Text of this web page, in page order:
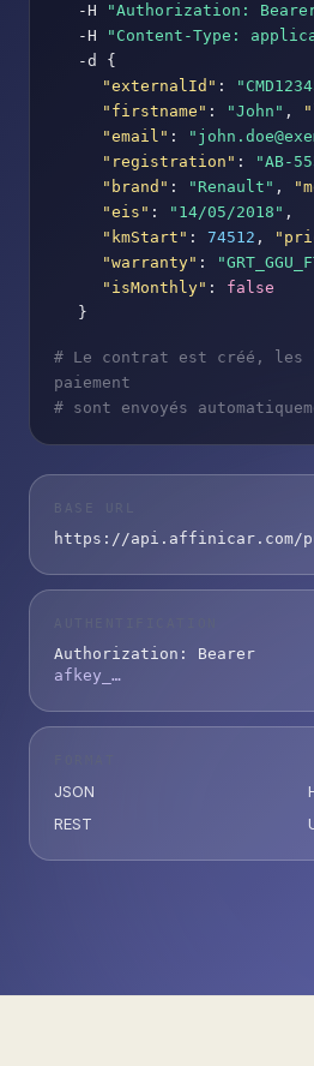
-H
"Authorization: Bearer
-H
"Content-Type:
-d {
"externalId" :
"firstname" : "John" ,
"email" :
"registration" : "AB-
"brand" : "Renault" ,
"eis" : "14/05/2018" ,
"kmStart" : 74512 ,
"warranty" :
"isMonthly" : false
}
# Le contrat est créé, les
paiement
# sont envoyés
BASE URL
https://api.affinicar.com/
Authorization: Bearer
afkey_…
JSON
REST